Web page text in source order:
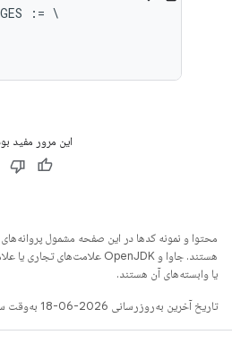
:= \
این مرور مفید
محتوا و نمونه کدها در این صفحه مشمول
یا وابسته‌های آن هستند.
تاریخ آخرین به‌روزرسانی 2026-06-18 به‌وقت ساعت هماهنگ جهانی.